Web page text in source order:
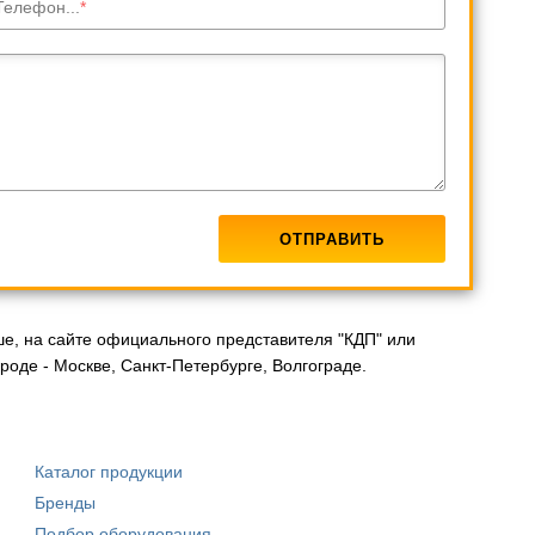
на сайте официального представителя "КДП" или
- Москве, Санкт-Петербурге, Волгограде.
Каталог продукции
Бренды